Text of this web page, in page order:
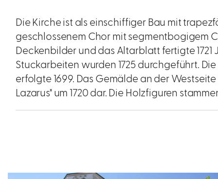
Die Kirche ist als einschiffiger Bau mit
geschlossenem Chor mit segmentbogigem
Deckenbilder und das Altarblatt fertigte 1721
Stuckarbeiten wurden 1725 durchgeführt.
erfolgte 1699. Das Gemälde an der
Lazarus" um 1720 dar. Die Holzfiguren